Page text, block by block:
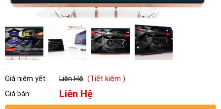
Giá niêm yết: Liên Hệ (Tiết kiệm )
Giá bán:
Liên Hệ